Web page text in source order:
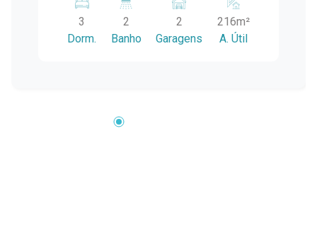
e sua família merecem. Características: - 3
quartos, sendo 1 suíte - Sala ampla e arejada -
Cozinha planejada - sacada com vista
conhecer seu novo lar!
3
Dorm.
2
Banho
2
Garagens
216m²
A. Útil